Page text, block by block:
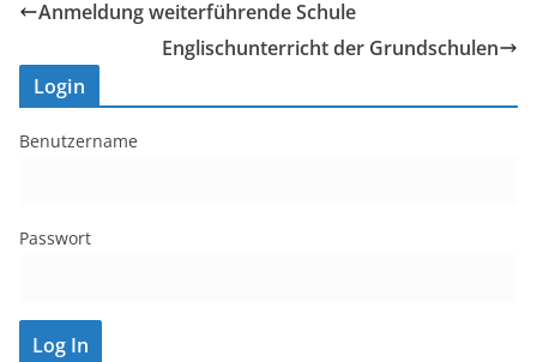
Anmeldung weiterführende Schule
Englischunterricht der Grundschulen
Login
Benutzername
Passwort